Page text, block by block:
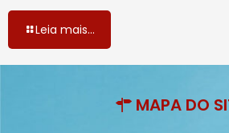
Leia mais...
MAPA DO